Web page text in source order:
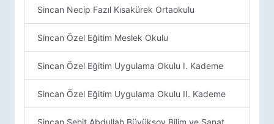
Sincan Necip Fazıl Kısakürek Ortaokulu
Sincan Özel Eğitim Meslek Okulu
Sincan Özel Eğitim Uygulama Okulu I. Kademe
Sincan Özel Eğitim Uygulama Okulu II. Kademe
Sincan Şehit Abdullah Büyüksoy Bilim ve Sanat